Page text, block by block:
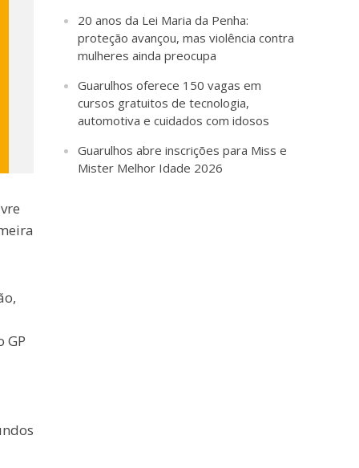
GP
20 anos da Lei Maria da Penha:
proteção avançou, mas violência contra
mulheres ainda preocupa
Guarulhos oferece 150 vagas em
cursos gratuitos de tecnologia,
automotiva e cuidados com idosos
Guarulhos abre inscrições para Miss e
Mister Melhor Idade 2026